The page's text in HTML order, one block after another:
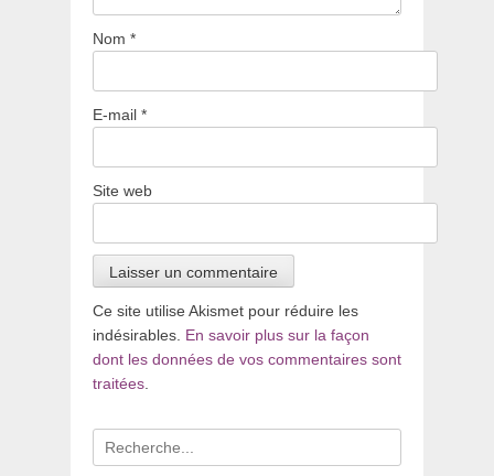
Nom *
E-mail *
Site web
Ce site utilise Akismet pour réduire les
indésirables. En savoir plus sur la façon
dont les données de vos commentaires sont
traitées
Recherche
pour